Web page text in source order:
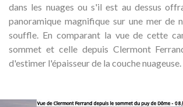
dans les nuages ou s'il est au dessus
panoramique magnifique sur une mer de
souffle. En comparant la vue de cette
sommet et celle depuis Clermont
d'estimer l'épaisseur de la couche nuageuse.